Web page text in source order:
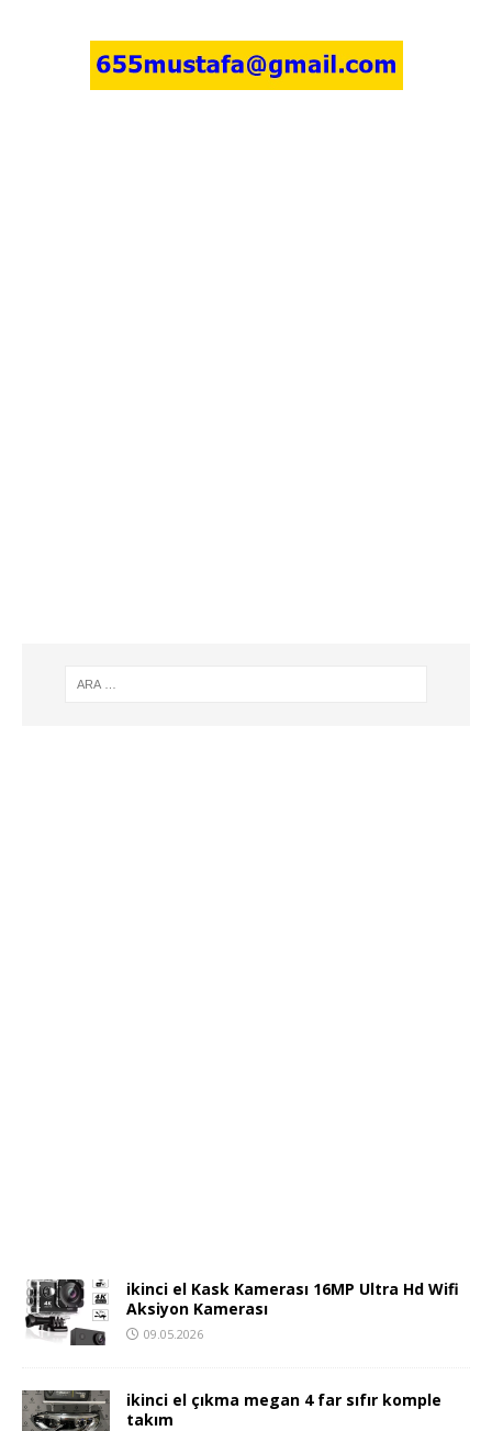
ikinci el Kask Kamerası 16MP Ultra Hd Wifi
Aksiyon Kamerası
09.05.2026
ikinci el çıkma megan 4 far sıfır komple
takım